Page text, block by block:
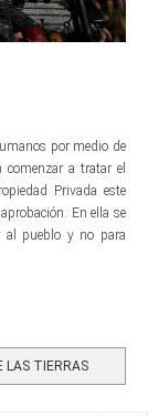
por medio de
a tratar el
Privada este
En ella se
al pueblo y no para
LAS TIERRAS